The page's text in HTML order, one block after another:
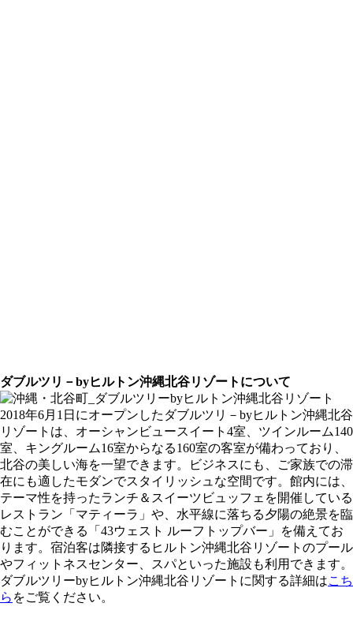
ダブルツリ－byヒルトン沖縄北谷リゾートについて
2018年6月1日にオープンしたダブルツリ－byヒルトン沖縄北谷
リゾートは、オーシャンビュースイート4室、ツインルーム140
室、キングルーム16室からなる160室の客室が備わっており、
北谷の美しい海を一望できます。ビジネスにも、ご家族での滞
在にも適したモダンでスタイリッシュな空間です。館内には、
テーマ性を持ったランチ＆スイーツビュッフェを開催している
レストラン「マティーラ」や、水平線に落ちる夕陽の絶景を臨
むことができる「43ウェスト ルーフトップバー」を備えてお
ります。宿泊客は隣接するヒルトン沖縄北谷リゾートのプール
やフィットネスセンター、スパといった施設も利用できます。
ダブルツリーbyヒルトン沖縄北谷リゾートに関する詳細はこち
ら をご覧ください。